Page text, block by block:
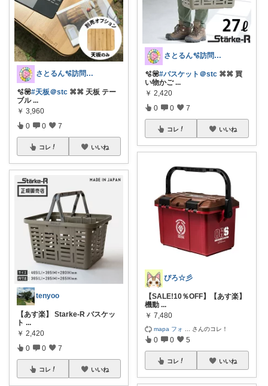
さとるん🫧訪問ありがとうございます💟
🫧💟#天板＠stc ⌘⌘ 天板 テー
ブル...
￥ 3,960
0 0 7
コレ いいね
tenyoo
【あす楽】 Starke-R バスケッ
ト ...
￥ 2,420
0 0 7
コレ いいね
さとるん🫧訪問ありがとうございます💟
🫧💟#バスケット＠stc ⌘⌘ 買
い物かご ...
￥ 2,420
0 0 7
コレ いいね
ぴろ☆彡
【SALE!10％OFF】【あす楽】
機動 ...
￥ 7,480
mapa フォ さんのコレ！
0 0 5
コレ いいね